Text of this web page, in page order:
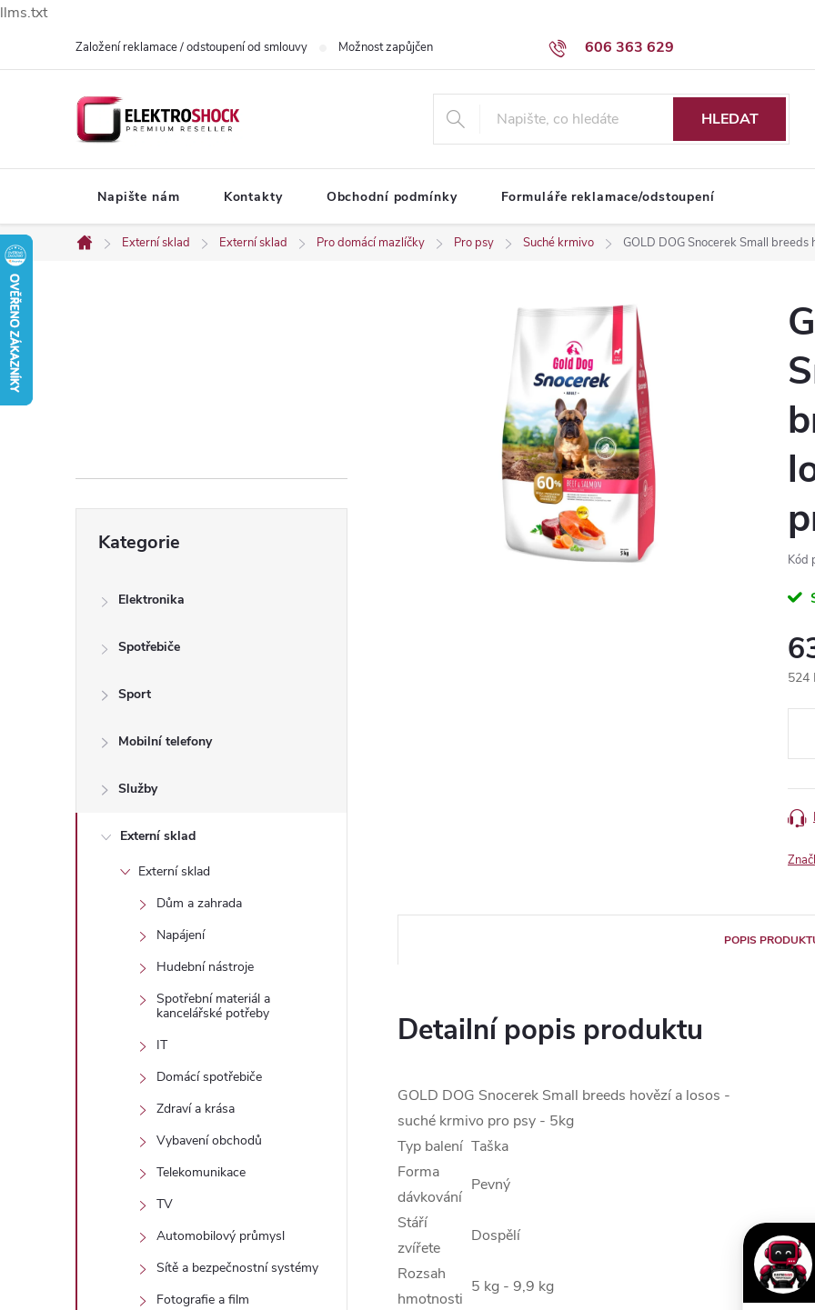
llms.txt
606 363 629
Založení reklamace / odstoupení od smlouvy Možnost zapůjčení dodávky Obchodní podmínky
HLEDAT
Napište nám Kontakty Obchodní podmínky Formuláře reklamace/odstoupení
Domů
Externí sklad Externí sklad Pro domácí mazlíčky Pro psy Suché krmivo GOLD DOG Snocerek Small
r
n
kategorie
Kategorie
Elektronika
Spotřebiče
Sport
Mobilní telefony
Služby
Externí sklad
Externí sklad
Dům a zahrada
Napájení
Hudební nástroje
Spotřební materiál a
kancelářské potřeby
IT
Domácí spotřebiče
Zdraví a krása
Vybavení obchodů
Telekomunikace
TV
Automobilový průmysl
Sítě a bezpečnostní systémy
Fotografie a film
Kód
524
POPIS
Detailní popis produktu
GOLD DOG Snocerek Small breeds hovězí a losos -
suché krmivo pro psy - 5kg
Typ balení Taška
Forma
dávkování
Pevný
Stáří
zvířete
Dospělí
Rozsah
hmotnosti
5 kg - 9,9 kg